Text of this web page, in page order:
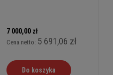
7 000,00 zł
Cena netto: 5 691,06 zł
Do koszyka